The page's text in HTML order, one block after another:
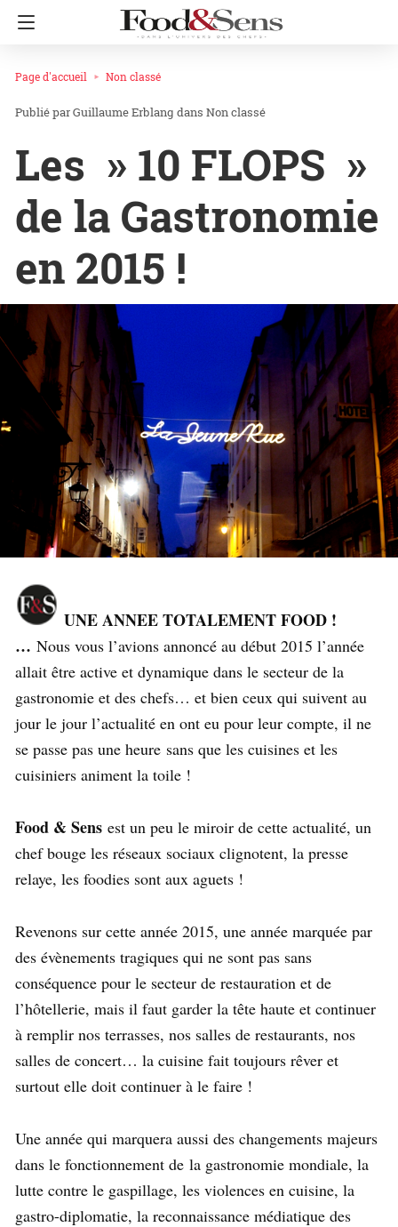
Page d'accueil Non classé
Guillaume Erblang dans Non classé
Les » 10 FLOPS »
de la Gastronomie
en 2015 !
UNE ANNEE TOTALEMENT FOOD !
… Nous vous l’avions annoncé au début 2015 l’année
allait être active et dynamique dans le secteur de la
gastronomie et des chefs… et bien ceux qui suivent au
jour le jour l’actualité en ont eu pour leur compte, il ne
se passe pas une heure sans que les cuisines et les
cuisiniers animent la toile !
Food & Sens est un peu le miroir de cette actualité, un
chef bouge les réseaux sociaux clignotent, la presse
relaye, les foodies sont aux aguets !
Revenons sur cette année 2015, une année marquée par
des évènements tragiques qui ne sont pas sans
conséquence pour le secteur de restauration et de
l’hôtellerie, mais il faut garder la tête haute et continuer
à remplir nos terrasses, nos salles de restaurants, nos
salles de concert… la cuisine fait toujours rêver et
surtout elle doit continuer à le faire !
Une année qui marquera aussi des changements majeurs
dans le fonctionnement de la gastronomie mondiale, la
lutte contre le gaspillage, les violences en cuisine, la
gastro-diplomatie, la reconnaissance médiatique des